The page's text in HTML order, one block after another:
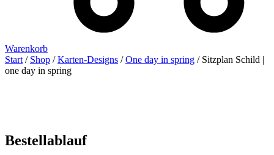
Warenkorb
Start / Shop /Karten-Designs /One day in spring / Sitzplan Schild |
one day in spring
Bestellablauf